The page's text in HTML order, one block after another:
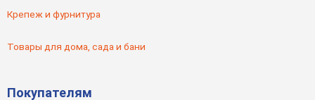
Крепеж и фурнитура
Товары для дома, сада и бани
Покупателям